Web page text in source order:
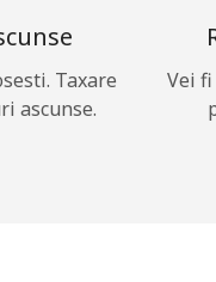
Taxare
ascunse.
Vei